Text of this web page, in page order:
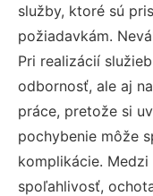
služby, ktoré sú
požiadavkám.
Pri realizácií
odbornosť, ale aj
práce, pretože si
pochybenie môže
komplikácie.
spoľahlivosť,